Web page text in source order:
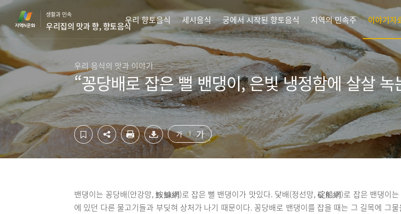
컨
츠
영
역
바
로
기
하
영
역
바
로
가
생활과 민속
우리집의 맛과 향, 향토음식
우리 향토음식 세시음식 궁에서 시작된 향토음식 지역의 민속주 이야기자
우리 음식의 맛과 이야기
“꽁당배로 잡은 뻘 밴댕이, 은빛 냉정함에 살살 녹
가 가
밴댕이는 꽁당배(안강망, 鮟鱇網)로 잡은 뻘 밴댕이가 맛있다. 닻배(정선망, 碇船網)로 잡은 밴댕이는
에 있던 다른 물고기들과 부딪혀 상처가 나기 때문이다. 꽁당배로 밴댕이를 잡을 때는 그 길목에 그물